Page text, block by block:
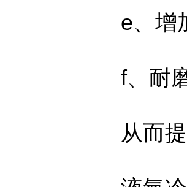
e、增
f、耐
从而提